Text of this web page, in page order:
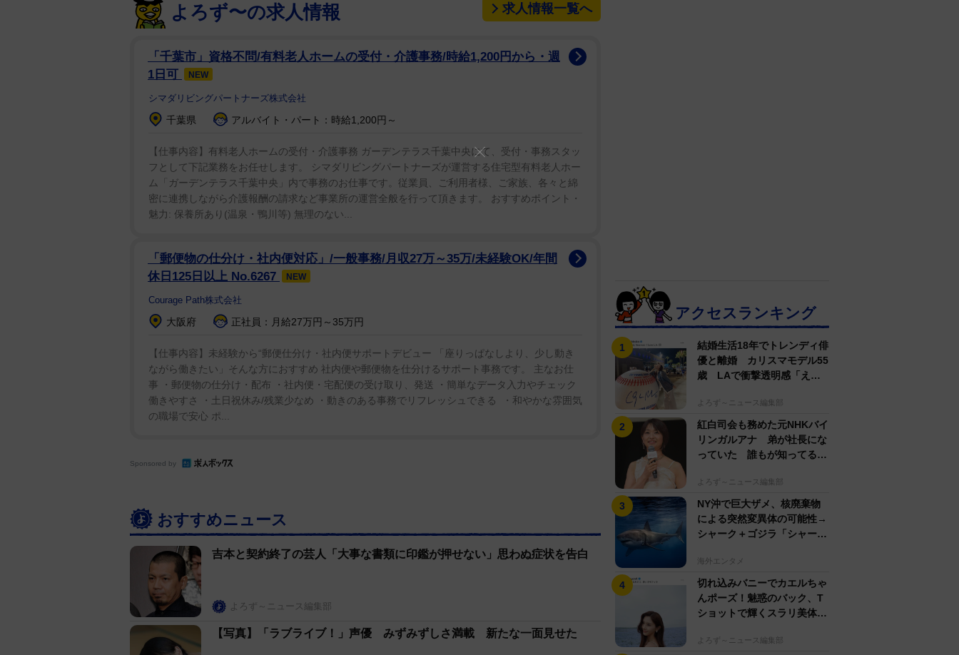
よろず〜の求人情報 求人情報一覧へ
「千葉市」資格不問/有料老人ホームの受付・介護事務/時給1,200円から・週
1日可
NEW
シマダリビングパートナーズ株式会社
千葉県 アルバイト・パート：時給1,200円～
【仕事内容】有料老人ホームの受付・介護事務 ガーデンテラス千葉中央にて、受付・事務スタッ
フとして下記業務をお任せします。 シマダリビングパートナーズが運営する住宅型有料老人ホー
ム「ガーデンテラス千葉中央」内で事務のお仕事です。従業員、ご利用者様、ご家族、各々と綿
密に連携しながら介護報酬の請求など事業所の運営全般を行って頂きます。 おすすめポイント・
魅力: 保養所あり(温泉・鴨川等) 無理のない...
「郵便物の仕分け・社内便対応」/一般事務/月収27万～35万/未経験OK/年間
休日125日以上 No.6267
NEW
Courage Path株式会社
大阪府 正社員：月給27万円～35万円
【仕事内容】未経験から“郵便仕分け・社内便サポートデビュー 「座りっぱなしより、少し動き
ながら働きたい」そんな方におすすめ 社内便や郵便物を仕分けるサポート事務です。 主なお仕
事 ・郵便物の仕分け・配布 ・社内便・宅配便の受け取り、発送 ・簡単なデータ入力やチェック
働きやすさ ・土日祝休み/残業少なめ ・動きのある事務でリフレッシュできる ‍ ・和やかな雰囲気
の職場で安心 ポ...
Sponsored by
おすすめニュース
吉本と契約終了の芸人「大事な書類に印鑑が押せない」思わぬ症状を告白
よろず～ニュース編集部
【写真】「ラブライブ！」声優 みずみずしさ満載 新たな一面見せた
アクセスランキング
結婚生活18年でトレンディ俳
優と離婚 カリスマモデル55
歳 LAで衝撃透明感「えっ
よろず～ニュース編集部
紅白司会も務めた元NHKバイ
リンガルアナ 弟が社長にな
っていた 誰もが知ってる有
よろず～ニュース編集部
NY沖で巨大ザメ、核廃棄物
による突然変異体の可能性→
シャーク＋ゴジラ「シャーク
海外エンタメ
切れ込みバニーでカエルちゃ
んポーズ！魅惑のバック、T
ショットで輝くスラリ美体
よろず～ニュース編集部